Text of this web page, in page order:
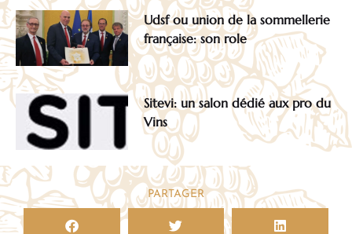
Udsf ou union de la sommellerie
française: son role
Sitevi: un salon dédié aux pro du
Vins
PARTAGER